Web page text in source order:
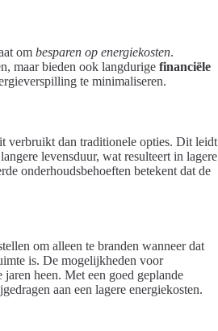
om besparen op energiekosten.
maar bieden ook langdurige financiële
te minimaliseren.
verbruikt dan traditionele opties. Dit leidt
levensduur, wat resulteert in lagere
onderhoudsbehoeften betekent dat de
om alleen te branden wanneer dat
is. De mogelijkheden voor
jaren heen. Met een goed geplande
aan een lagere energiekosten.